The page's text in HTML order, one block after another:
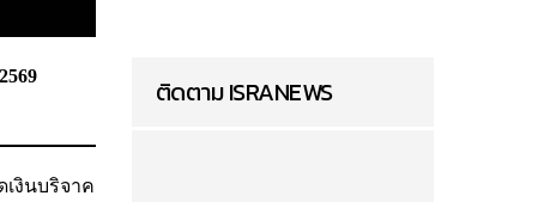
งินบริจาค
ติดตาม ISRANEWS